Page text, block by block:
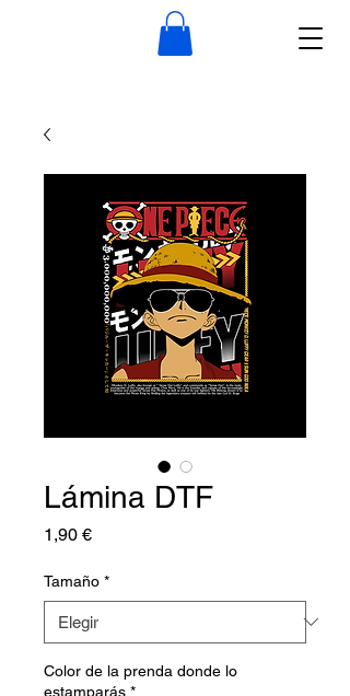
Lámina DTF
1,90 €Precio
Tamaño *
Color de la prenda donde lo
estamparás *